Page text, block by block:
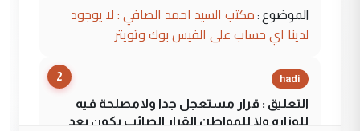
الموضوع : مكتب السيد احمد الصافي : لا يوجود
لدينا اي حساب على الفيس بوك وتويتر
2 hadi
التعليق : قرار مستعجل جدا ولامصلحة فيه
للوزاره ولا للمواطن القرار الصائب يكون بعد